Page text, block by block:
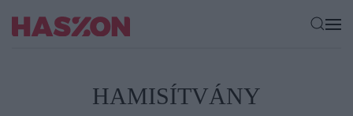
HAMISÍTVÁNY